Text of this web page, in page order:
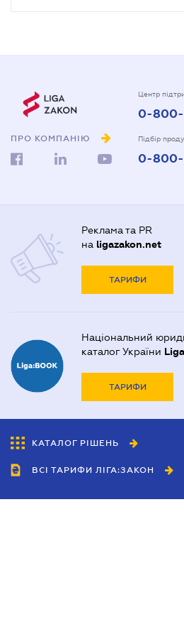
ПРО КОМПАНІЮ
Центр
0-800-
Підбір
0-800-
Реклама та PR
на ligazakon.net
ТАРИФИ
Національний
каталог України
ТАРИФИ
КАТАЛОГ РІШЕНЬ
ВСІ ТАРИФИ ЛІГА:ЗАКОН